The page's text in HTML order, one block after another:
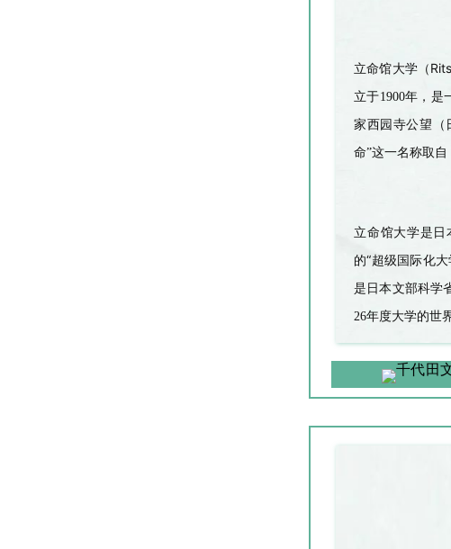
立命馆大学（
立于1900年，是
家西园寺公望（
命”这一名称取自
立命馆大学是日
的“超级国际化
是日本文部科学
26年度大学的世